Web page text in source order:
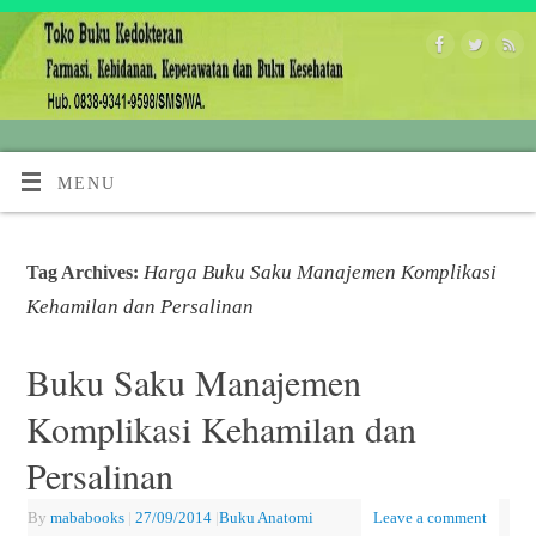
MENU
Tag Archives: Harga Buku Saku Manajemen Komplikasi
Kehamilan dan Persalinan
Buku Saku Manajemen
Komplikasi Kehamilan dan
Persalinan
By mababooks | 27/09/2014 |Buku Anatomi Leave a comment